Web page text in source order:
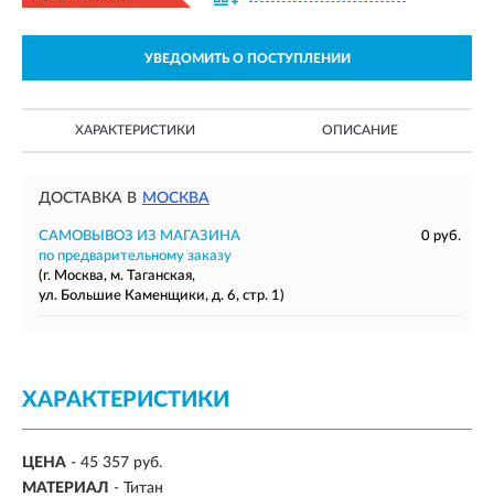
УВЕДОМИТЬ О ПОСТУПЛЕНИИ
ХАРАКТЕРИСТИКИ ОПИСАНИЕ
ДОСТАВКА В МОСКВА
САМОВЫВОЗ ИЗ МАГАЗИНА
0 руб.
по предварительному заказу
(г. Москва, м. Таганская,
ул. Большие Каменщики, д. 6, стр. 1)
ХАРАКТЕРИСТИКИ
ЦЕНА - 45 357 руб.
МАТЕРИАЛ - Титан